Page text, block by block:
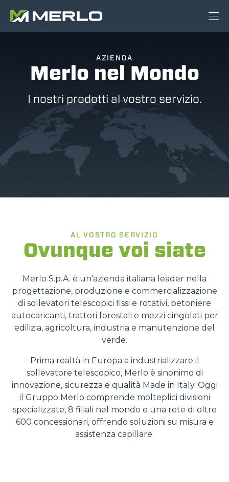
AZIENDA
Merlo nel Mondo
I nostri prodotti al vostro servizio.
AL VOSTRO SERVIZIO
Ovunque voi siate
Merlo S.p.A. è un’azienda italiana leader nella
progettazione, produzione e commercializzazione
di sollevatori telescopici fissi e rotativi, betoniere
autocaricanti, trattori forestali e mezzi cingolati per
edilizia, agricoltura, industria e manutenzione del
verde.
Prima realtà in Europa a industrializzare il
sollevatore telescopico, Merlo è sinonimo di
innovazione, sicurezza e qualità Made in Italy. Oggi
il Gruppo Merlo comprende molteplici divisioni
specializzate, 8 filiali nel mondo e una rete di oltre
600 concessionari, offrendo soluzioni su misura e
assistenza capillare.